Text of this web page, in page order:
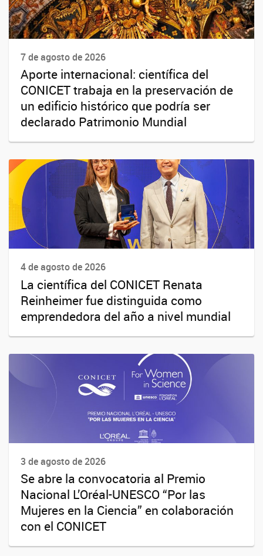
7 de agosto de 2026
Aporte internacional: científica del
CONICET trabaja en la preservación de
un edificio histórico que podría ser
declarado Patrimonio Mundial
4 de agosto de 2026
La científica del CONICET Renata
Reinheimer fue distinguida como
emprendedora del año a nivel mundial
3 de agosto de 2026
Se abre la convocatoria al Premio
Nacional L’Oréal-UNESCO “Por las
Mujeres en la Ciencia” en colaboración
con el CONICET